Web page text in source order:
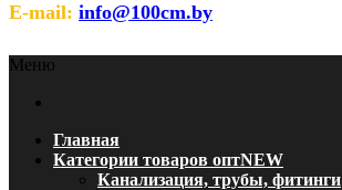
E-mail: info@100cm.by
Меню
Главная
Категории товаров оптNEW
Канализация, трубы, фитинги